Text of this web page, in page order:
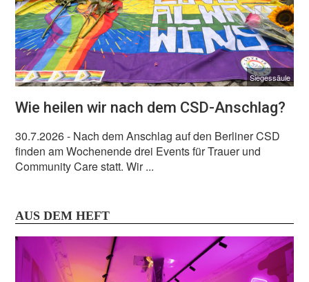
Siegessäule
Wie heilen wir nach dem CSD-Anschlag?
30.7.2026- Nach dem Anschlag auf den Berliner CSD
finden am Wochenende drei Events für Trauer und
Community Care statt. Wir ...
AUS DEM HEFT